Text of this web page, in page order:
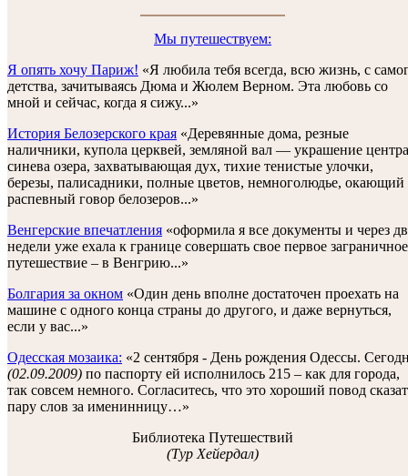
Мы путешествуем:
Я опять хочу Париж! «Я любила тебя всегда, всю жизнь, с
детства, зачитываясь Дюма и Жюлем Верном. Эта любовь со
мной и сейчас, когда я сижу...»
История Белозерского края «Деревянные дома, резные
наличники, купола церквей, земляной вал — украшение
синева озера, захватывающая дух, тихие тенистые улочки,
березы, палисадники, полные цветов, немноголюдье, окающий
распевный говор белозеров...»
Венгерские впечатления «оформила я все документы и через
недели уже ехала к границе совершать свое первое заграничное
путешествие – в Венгрию...»
Болгария за окном «Один день вполне достаточен проехать на
машине с одного конца страны до другого, и даже вернуться,
если у вас...»
Одесская мозаика: «2 сентября - День рождения Одессы.
(02.09.2009) по паспорту ей исполнилось 215 – как для города,
так совсем немного. Согласитесь, что это хороший повод
пару слов за именинницу…»
Библиотека Путешествий
(Тур Хейердал)